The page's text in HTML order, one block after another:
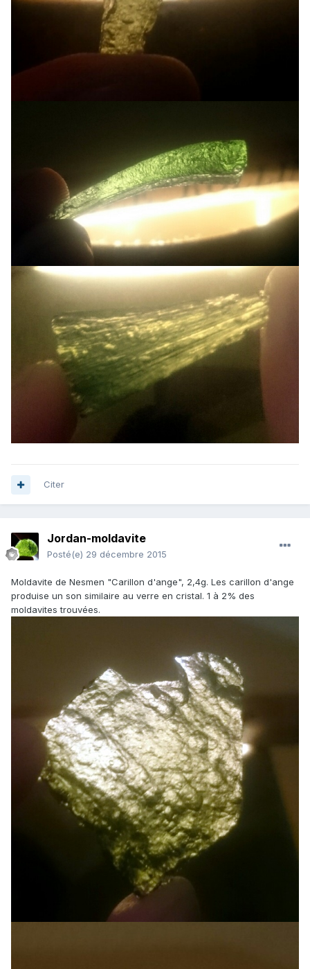
Citer
Jordan-moldavite
Posté(e) 29 décembre 2015
Moldavite de Nesmen "Carillon d'ange", 2,4g. Les carillon d'ange
produise un son similaire au verre en cristal. 1 à 2% des
moldavites trouvées.